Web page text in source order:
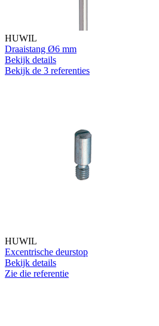
HUWIL
Draaistang Ø6 mm
Bekijk details
Bekijk de 3 referenties
HUWIL
Excentrische deurstop
Bekijk details
Zie die referentie